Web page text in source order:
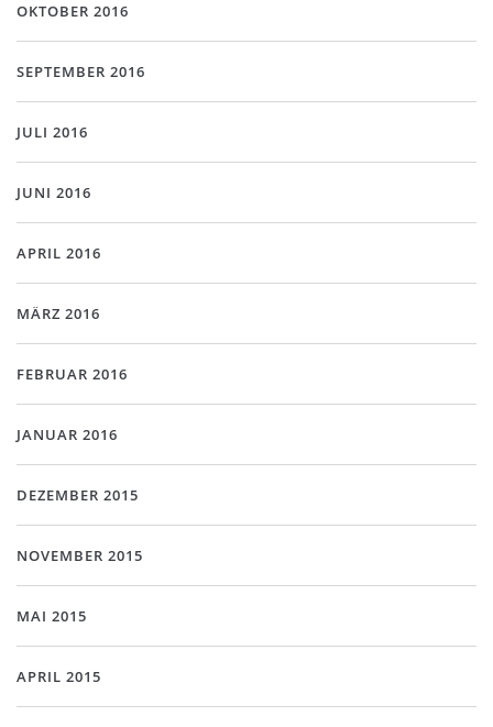
OKTOBER 2016
SEPTEMBER 2016
JULI 2016
JUNI 2016
APRIL 2016
MÄRZ 2016
FEBRUAR 2016
JANUAR 2016
DEZEMBER 2015
NOVEMBER 2015
MAI 2015
APRIL 2015